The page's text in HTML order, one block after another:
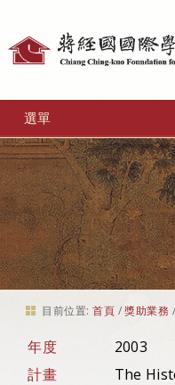
選單
目前位置: 首頁 /獎助業務 /
年度
2003
計畫
The